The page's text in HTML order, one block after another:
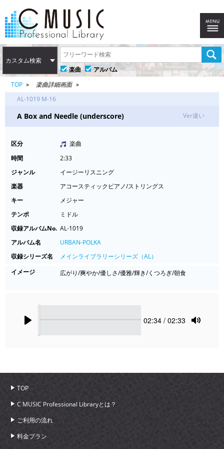
カスタム検索
楽曲
アルバム
TOP
楽曲詳細画面
AL-1019 M-16
A Box and Needle (underscore) Ver違い
区分
楽曲
時間
2:33
ジャンル
イージーリスニング
楽器
アコースティックピアノ/ストリングス
キー
メジャー
テンポ
ミドル
収録アルバムNo. AL-1019
アルバム名
URBAN-POLKA
収録シリーズ名
メインライブラリーシリーズ（AL）
イメージ
広がり/爽やか/優しさ/優雅/輝き/くつろぎ/朝食
Current
02:34 / 02:33
TOP
C MUSIC Professional Libraryとは？
ご利用の流れ
料金プラン